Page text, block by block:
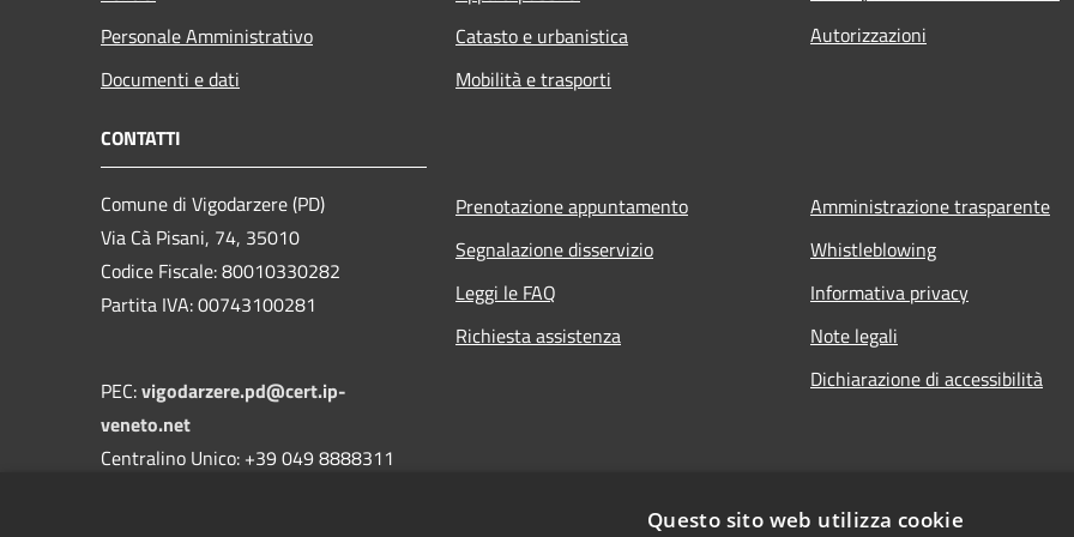
Personale Amministrativo
Documenti e dati
Catasto e urbanistica
Mobilità e trasporti
Autorizzazioni
CONTATTI
Comune di Vigodarzere (PD)
Via Cà Pisani, 74, 35010
Codice Fiscale: 80010330282
Partita IVA: 00743100281
PEC:vigodarzere.pd@cert.ip-
veneto.net
Centralino Unico: +39 049 8888311
Prenotazione appuntamento
Segnalazione disservizio
Leggi le FAQ
Richiesta assistenza
Amministrazione trasparente
Whistleblowing
Informativa privacy
Note legali
Dichiarazione di accessibilità
Questo sito web utilizza cookie